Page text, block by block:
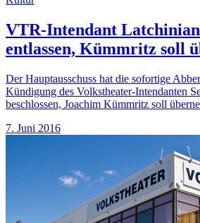
VTR-Intendant
entlassen, Kümmritz soll
Der Hauptausschuss hat die sofortige
Kündigung des Volkstheater-Intendanten
beschlossen, Joachim Kümmritz soll
7. Juni 2016